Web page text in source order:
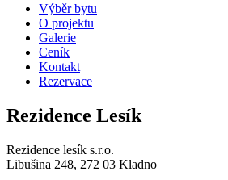
Výběr bytu
O projektu
Galerie
Ceník
Kontakt
Rezervace
Rezidence Lesík
Rezidence lesík s.r.o.
Libušina 248, 272 03 Kladno